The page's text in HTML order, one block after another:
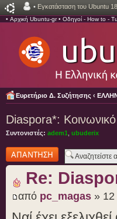
• Εγκατάσταση του Ubuntu
• Αρχική Ubuntu-gr• Οδηγοί - How to -
Ευρετήριο Δ. Συζήτησης ‹
Diaspora*:
Συντονιστές: adem1 ubuderix
Δημιουργία
απάντησης
Re:
από pc_magas » 12